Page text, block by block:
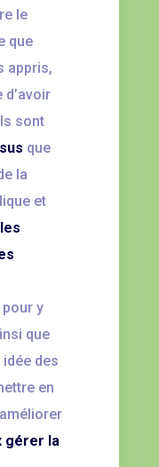
le
que
appris,
d’avoir
sont
que
la
et
les
y
que
idée des
en
gérer la